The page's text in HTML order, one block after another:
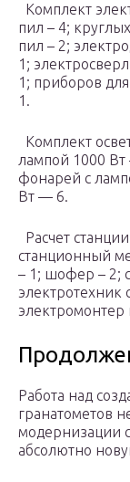
Комплект
пил – 4;
пил – 2;
1;
1; приборов
1.
Комплект
лампой 1000 Вт
фонарей с
Вт — 6.
Расчет
станционный
– 1; шофер – 2;
электротехник
Работа над
гранатометов
модернизации
абсолютно